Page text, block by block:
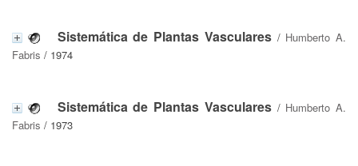
Sistemática de Plantas Vasculares/ Humberto A.
Fabris / 1974
Sistemática de Plantas Vasculares/ Humberto A.
Fabris / 1973